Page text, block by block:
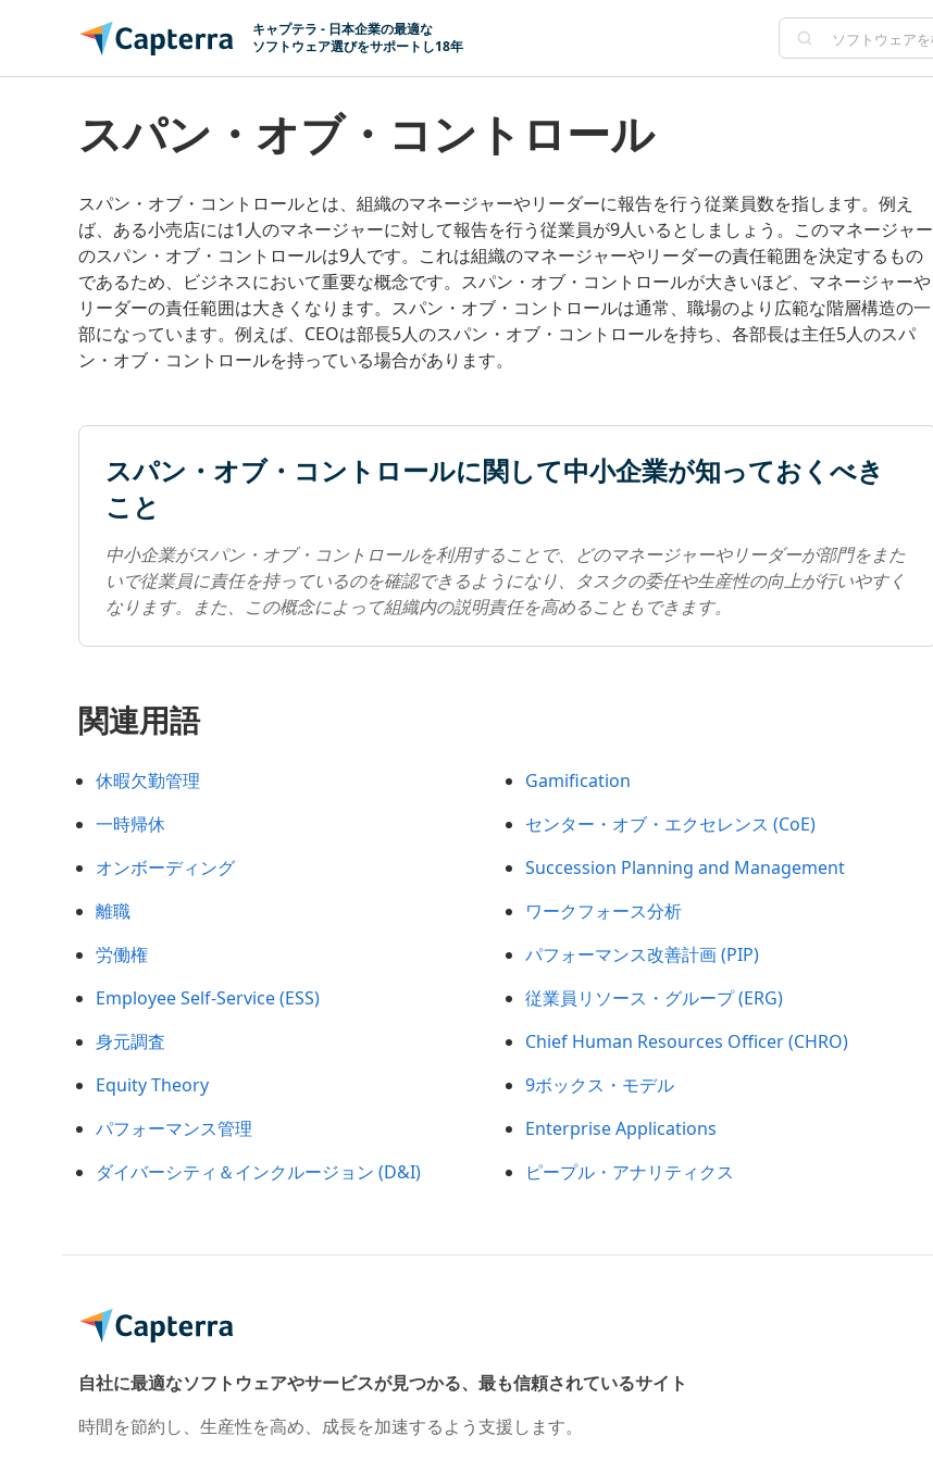
コンテンツに移動
キャプテラ - 日本企業の最適な
ソフトウェア選びをサポートし18年
スパン・オブ・コントロール
スパン・オブ・コントロールとは、組織のマネージャーやリーダーに報告を行う従業員数を指します。例え
ば、ある小売店には1人のマネージャーに対して報告を行う従業員が9人いるとしましょう。このマネージャー
のスパン・オブ・コントロールは9人です。これは組織のマネージャーやリーダーの責任範囲を決定するもの
であるため、ビジネスにおいて重要な概念です。スパン・オブ・コントロールが大きいほど、マネージャーや
リーダーの責任範囲は大きくなります。スパン・オブ・コントロールは通常、職場のより広範な階層構造の一
部になっています。例えば、CEOは部長5人のスパン・オブ・コントロールを持ち、各部長は主任5人のスパ
ン・オブ・コントロールを持っている場合があります。
スパン・オブ・コントロールに関して中小企業が知っておくべき
こと
中小企業がスパン・オブ・コントロールを利用することで、どのマネージャーやリーダーが部門をまた
いで従業員に責任を持っているのを確認できるようになり、タスクの委任や生産性の向上が行いやすく
なります。また、この概念によって組織内の説明責任を高めることもできます。
関連用語
休暇欠勤管理
一時帰休
オンボーディング
離職
労働権
Employee Self-Service (ESS)
身元調査
Equity Theory
パフォーマンス管理
ダイバーシティ＆インクルージョン (D&I)
Gamification
センター・オブ・エクセレンス (CoE)
Succession Planning and Management
ワークフォース分析
パフォーマンス改善計画 (PIP)
従業員リソース・グループ (ERG)
Chief Human Resources Officer (CHRO)
9ボックス・モデル
Enterprise Applications
ピープル・アナリティクス
自社に最適なソフトウェアやサービスが見つかる、最も信頼されているサイト
時間を節約し、生産性を高め、成長を加速するよう支援します。